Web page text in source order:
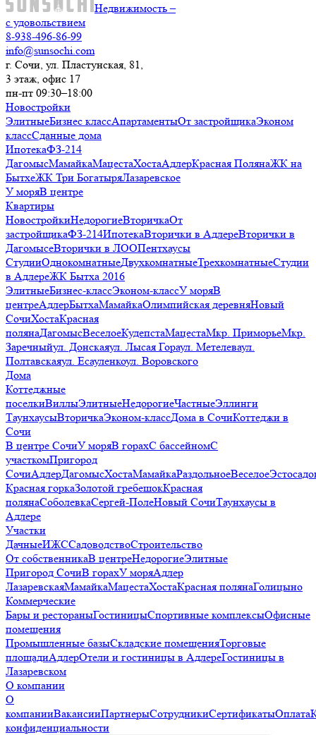
Недвижимость –
с удовольствием
8-938-496-86-99
info@sunsochi.com
г. Сочи, ул. Пластунская, 81,
3 этаж, офис 17
пн-пт 09:30–18:00
Новостройки
ЭлитныеБизнес классАпартаментыОт застройщикаЭконом
классСданные дома
ИпотекаФЗ-214
ДагомысМамайкаМацестаХостаАдлерКрасная ПолянаЖК на
БытхеЖК Три БогатыряЛазаревское
У моряВ центре
Квартиры
НовостройкиНедорогиеВторичкаОт
застройщикаФЗ-214ИпотекаВторички в АдлереВторички в
ДагомысеВторички в ЛООПентхаусы
СтудииОднокомнатныеДвухкомнатныеТрехкомнатныеСтудии
в АдлереЖК Бытха 2016
ЭлитныеБизнес-классЭконом-классУ моряВ
центреАдлерБытхаМамайкаОлимпийская деревняНовый
СочиХостаКрасная
полянаДагомысВеселоеКудепстаМацестаМкр. ПриморьеМкр.
Заречныйул. Донскаяул. Лысая Гораул. Метелеваул.
Полтавскаяул. Есауленкоул. Воровского
Дома
Коттеджные
поселкиВиллыЭлитныеНедорогиеЧастныеЭллинги
ТаунхаусыВторичкаЭконом-классДома в СочиКоттеджи в
Сочи
В центре СочиУ моряВ горахС бассейномС
участкомПригород
СочиАдлерДагомысХостаМамайкаРаздольноеВеселое
Красная горкаЗолотой гребешокКрасная
полянаСоболевкаСергей-ПолеНовый СочиТаунхаусы в
Адлере
Участки
ДачныеИЖССадоводствоСтроительство
От собственникаВ центреНедорогиеЭлитные
Пригород СочиВ горахУ моряАдлер
ЛазаревскаяМамайкаМацестаХостаКрасная полянаГолицыно
Коммерческие
Бары и рестораныГостиницыСпортивные комплексыОфисные
помещения
Промышленные базыСкладские помещенияТорговые
площадиАдлерОтели и гостиницы в АдлереГостиницы в
Лазаревском
О компании
О
компанииВакансииПартнерыСотрудникиСертификатыОплата
конфиденциальности